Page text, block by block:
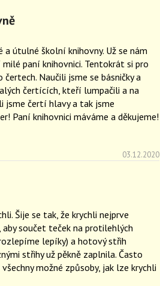
a útulné školní knihovny. Už se nám
paní knihovnici. Tentokrát si pro
Naučili jsme se básničky a
čertících, kteří lumpačili a na
jsme čertí hlavy a tak jsme
Paní knihovnici máváme a děkujeme!
03.12.2020
Šije se tak, že krychli nejprve
součet teček na protilehlých
lepíky) a hotový střih
střihy už pěkně zaplnila. Často
možné způsoby, jak lze krychli